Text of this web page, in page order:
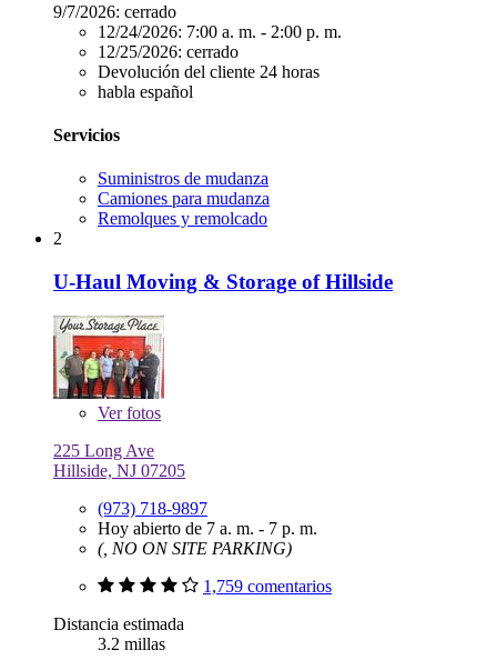
9/7/2026: cerrado
12/24/2026: 7:00 a. m. - 2:00 p. m.
12/25/2026: cerrado
Devolución del cliente 24 horas
habla español
Servicios
Suministros de mudanza
Camiones para mudanza
Remolques y remolcado
2
U-Haul Moving & Storage of Hillside
Verfotos
225 Long Ave
Hillside, NJ 07205
(973) 718-9897
Hoy abierto de 7 a. m. - 7 p. m.
(, NO ON SITE PARKING)
1,759 comentarios
Distancia estimada
3.2 millas